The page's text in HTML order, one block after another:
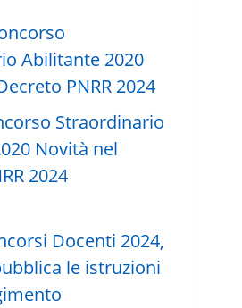
Straordinario
Novità nel
2024